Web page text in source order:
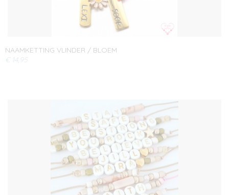
NAAMKETTING VLINDER / BLOEM
€ 14,95